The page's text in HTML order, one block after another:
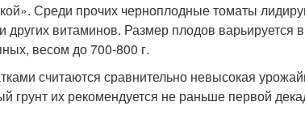
Среди прочих черноплодные томаты
витаминов. Размер плодов варьируется
весом до 700-800 г.
считаются сравнительно невысокая
грунт их рекомендуется не раньше первой